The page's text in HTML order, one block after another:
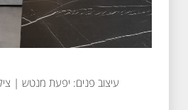
עיצוב פנים: יפעת מנטש |